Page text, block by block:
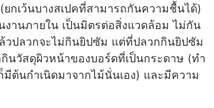
กเว้นบางสเปคที่สามารถกันความชื้นได้)
งานภายใน เป็นมิตรต่อสิ่งแวดล้อม ไม่กัน
วปลวกจะไม่กินยิปซัม แต่ที่ปลวกกินยิปซัม
นวัสดุผิวหน้าของบอร์ดที่เป็นกระดาษ (ทำ
มีต้นกำเนิดมาจากไม้นั่นเอง) และมีความ